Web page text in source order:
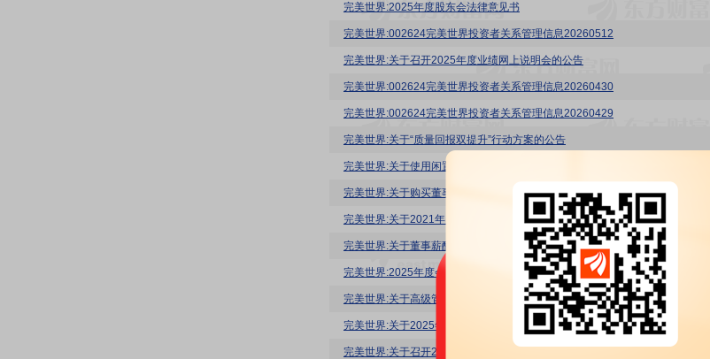
完美世界:2025年度股东会法律意见书
完美世界:002624完美世界投资者关系管理信息20260512
完美世界:关于召开2025年度业绩网上说明会的公告
完美世界:002624完美世界投资者关系管理信息20260430
完美世界:002624完美世界投资者关系管理信息20260429
完美世界:关于“质量回报双提升”行动方案的公告
完美世界:关于使用闲置自有资金进行委托理财的公告
完美世界:关于购买董事、高级管理人员责任险的公告
完美世界:关于2021年员工持股计划存续期展期的公告
完美世界:关于董事薪酬情况的公告
完美世界:2025年度会计师事务所履职情况评估报告
完美世界:关于高级管理人员薪酬情况的公告
完美世界:关于2025年度计提资产减值准备的公告
完美世界:关于召开2025年度股东会的通知